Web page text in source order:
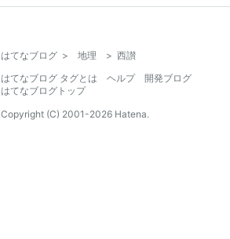
はてなブログ > 地理 > 西讃
はてなブログ タグとは
ヘルプ
開発ブログ
はてなブログトップ
Copyright (C) 2001-2026 Hatena.